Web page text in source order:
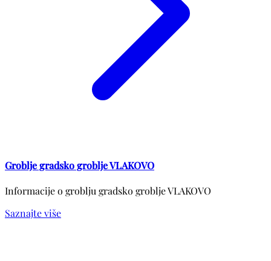
Groblje gradsko groblje VLAKOVO
Informacije o groblju gradsko groblje VLAKOVO
Saznajte više